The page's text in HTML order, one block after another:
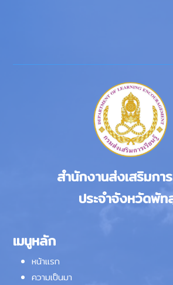
สำนักงานส่งเสริมกา
ประจำจังหวัดพั
เมนูหลัก
หน้าแรก
ความเป็นมา